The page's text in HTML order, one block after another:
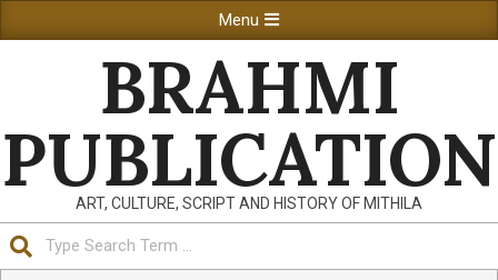
to
Navigation
Menu
BRAHMI
PUBLICATION
ART, CULTURE, SCRIPT AND HISTORY OF MITHILA